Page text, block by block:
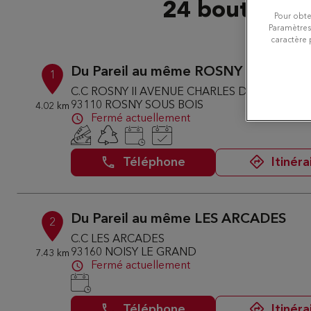
24 boutiques
1
4.02 km
Du Pareil au même ROSNY II
C.C ROSNY II AVENUE CHARLES DE GAULLE
93110 ROSNY SOUS BOIS
Fermé actuellement
Téléphone
2
7.43 km
Du Pareil au même LES ARCADES
C.C LES ARCADES
93160 NOISY LE GRAND
Fermé actuellement
Pour
caractère